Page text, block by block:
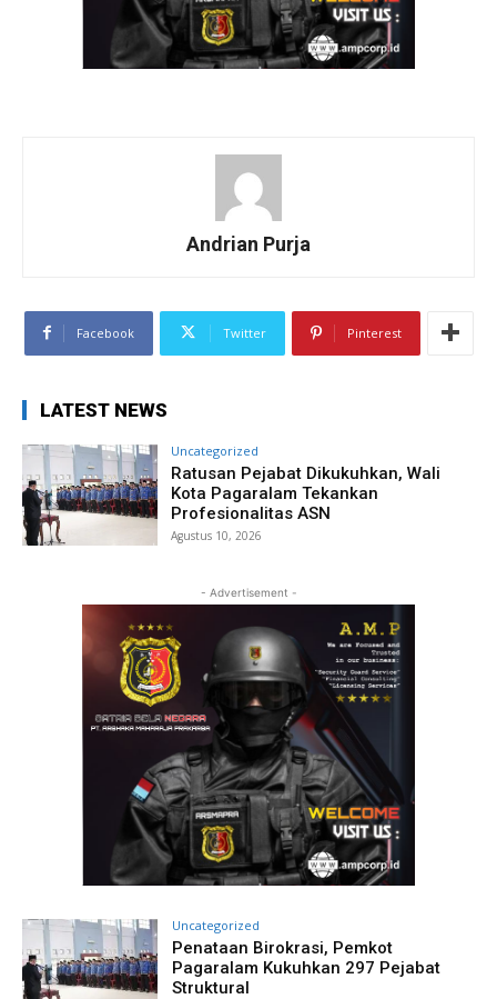
Andrian Purja
Facebook Twitter Pinterest
LATEST NEWS
Uncategorized
Ratusan Pejabat Dikukuhkan, Wali
Kota Pagaralam Tekankan
Profesionalitas ASN
Agustus 10, 2026
- Advertisement -
Uncategorized
Penataan Birokrasi, Pemkot
Pagaralam Kukuhkan 297 Pejabat
Struktural